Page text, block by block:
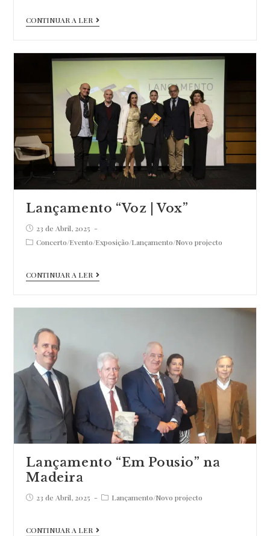
CONTINUAR A LER
Lançamento
Megalítico
:
Guia”
Lançamento “Voz | Vox”
Post23 de Abril, 2025
PostConcerto/Evento/Exposição/Lançamento/Novo projecto
CONTINUAR A LER
Lançamento
|
Lançamento “Em Pousio” na
Madeira
Post23 de Abril, 2025
PostLançamento/Novo projecto
CONTINUAR A LER
Lançamento